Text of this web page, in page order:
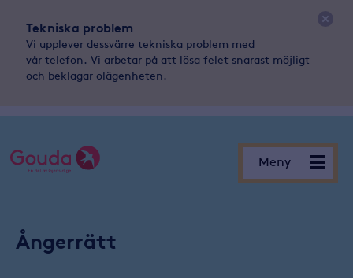
Tekniska problem
Vi upplever dessvärre tekniska problem med
vår telefon. Vi arbetar på att lösa felet snarast möjligt
och beklagar olägenheten.
Meny
Meny
Ångerrätt